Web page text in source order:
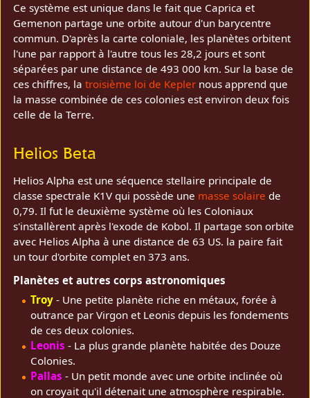
Ce système est unique dans le fait que Caprica et
Gemenon partage une orbite autour d'un barycentre
commun. D'après la carte coloniale, les planètes orbitent
l'une par rapport à l'autre tous les 28,2 jours et sont
séparées par une distance de 493 000 km. Sur la base de
ces chiffres, latroisième loi de Kepler nous apprend que
la masse combinée de ces colonies est environ deux fois
celle de la Terre.
Helios Beta
Helios Alpha est une séquence stellaire principale de
classe spectrale K1V qui possède une masse solaire de
0,79. Il fut le deuxième système où les Coloniaux
s'installèrent après l'exode de Kobol. Il partage son orbite
avec Helios Alpha à une distance de 63 US. la paire fait
un tour d'orbite complet en 373 ans.
Planètes et autres corps astronomiques
Troy- Une petite planète riche en métaux, forée à
outrance par Virgon et Leonis depuis les fondements
de ces deux colonies.
Leonis - La plus grande planète habitée des Douze
Colonies.
Pallas - Un petit monde avec une orbite inclinée où
on croyait qu'il détenait une atmosphère respirable.